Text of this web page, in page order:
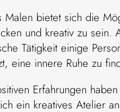
Malen bietet sich die
und kreativ zu sein.
Tätigkeit einige
eine innere Ruhe zu
Erfahrungen
ein kreatives Atelier